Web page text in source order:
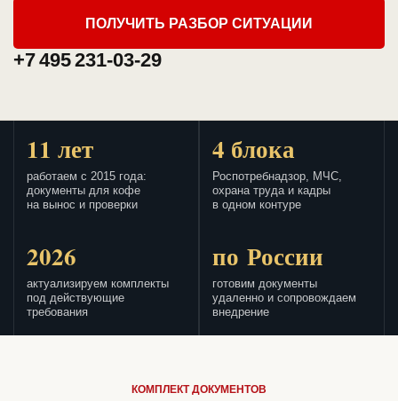
ПОЛУЧИТЬ РАЗБОР СИТУАЦИИ
+7 495 231-03-29
11 лет
работаем с 2015 года:
документы для кофе
на вынос и проверки
4 блока
Роспотребнадзор, МЧС,
охрана труда и кадры
в одном контуре
2026
актуализируем комплекты
под действующие
требования
по России
готовим документы
удаленно и сопровождаем
внедрение
КОМПЛЕКТ ДОКУМЕНТОВ